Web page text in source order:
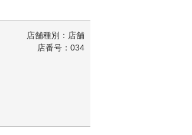
店舗種別：店舗
店番号：034